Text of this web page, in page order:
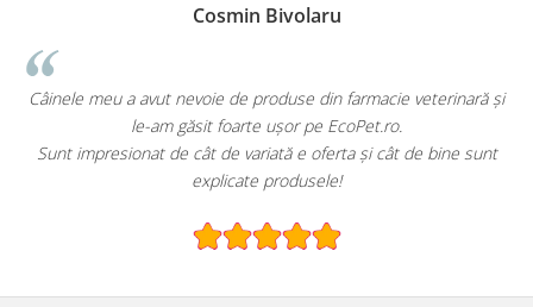
Cosmin Bivolaru
meu a avut nevoie de produse din farmacie veterinară și
le-am găsit foarte ușor pe EcoPet.ro.
Sunt impresionat de cât de variată e oferta și cât de bine sunt
explicate produsele!